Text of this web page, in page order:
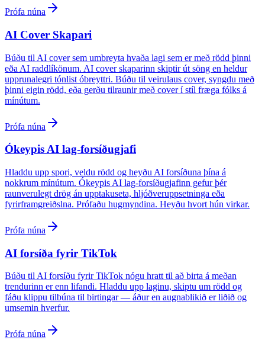
Prófa núna
AI Cover Skapari
Búðu til AI cover sem umbreyta hvaða lagi sem er með rödd þinni
eða AI raddlíkönum. AI cover skaparinn skiptir út söng en heldur
upprunalegri tónlist óbreyttri. Búðu til veirulaus cover, syngdu með
þinni eigin rödd, eða gerðu tilraunir með cover í stíl fræga fólks á
mínútum.
Prófa núna
Ókeypis AI lag-forsíðugjafi
Hladdu upp spori, veldu rödd og heyðu AI forsíðuna þína á
nokkrum mínútum. Ókeypis AI lag-forsíðugjafinn gefur þér
raunverulegt drög án upptakuseta, hljóðveruppsetninga eða
fyrirframgreiðslna. Prófaðu hugmyndina. Heyðu hvort hún virkar.
Prófa núna
AI forsíða fyrir TikTok
Búðu til AI forsíðu fyrir TikTok nógu hratt til að birta á meðan
trendurinn er enn lifandi. Hladdu upp laginu, skiptu um rödd og
fáðu klippu tilbúna til birtingar — áður en augnablikið er liðið og
umsemin hverfur.
Prófa núna